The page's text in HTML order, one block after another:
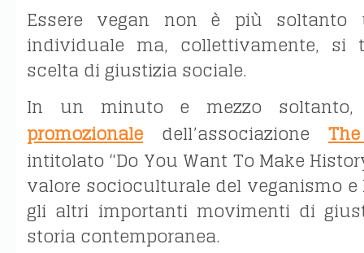
Essere vegan non è più soltanto
individuale ma, collettivamente, si
scelta di giustizia sociale.
In un minuto e mezzo
promozionale dell’associazione
intitolato “Do You Want To Make
valore socioculturale del veganismo
gli altri importanti movimenti di
storia contemporanea.